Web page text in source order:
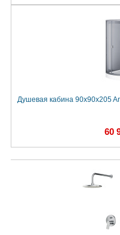
Душевая кабина 90x90x205
60